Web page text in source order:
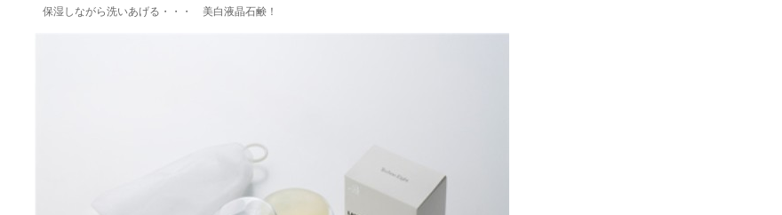
保湿しながら洗いあげる・・・ 美白液晶石鹸！